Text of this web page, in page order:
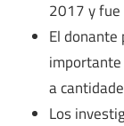
2017 y fue
El
importante
a
Los